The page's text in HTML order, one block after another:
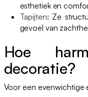
esthetiek en
Tapijten: Ze
gevoel van
Hoe
decoratie?
Voor een evenwichtige